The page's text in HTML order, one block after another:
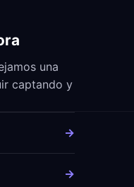
una
captando y
→
→